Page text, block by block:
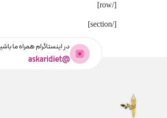
[/row]
[/section]
در اینستاگرام همراه ما
@askaridiet